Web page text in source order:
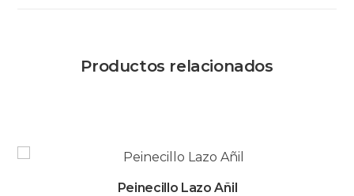
Productos relacionados
Peinecillo Lazo Añil